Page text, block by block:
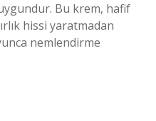
Bu krem, hafif
hissi yaratmadan
nemlendirme